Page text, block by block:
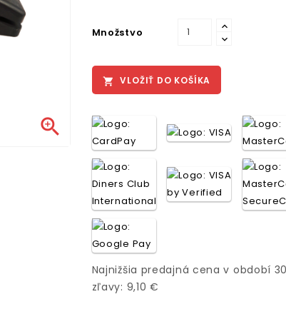

Množstvo
 VLOŽIŤ DO KOŠÍKA
Najnižšia predajná cena v období
zľavy: 9,10 €